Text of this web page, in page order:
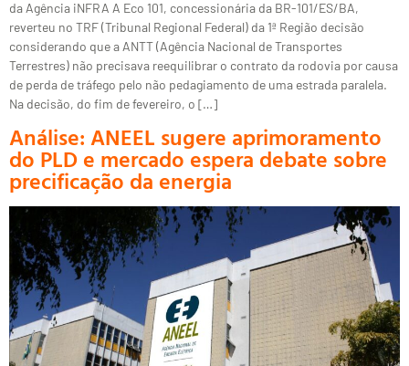
da Agência iNFRA A Eco 101, concessionária da BR-101/ES/BA,
reverteu no TRF (Tribunal Regional Federal) da 1ª Região decisão
considerando que a ANTT (Agência Nacional de Transportes
Terrestres) não precisava reequilibrar o contrato da rodovia por causa
de perda de tráfego pelo não pedagiamento de uma estrada paralela.
Na decisão, do fim de fevereiro, o […]
Análise: ANEEL sugere aprimoramento
do PLD e mercado espera debate sobre
precificação da energia